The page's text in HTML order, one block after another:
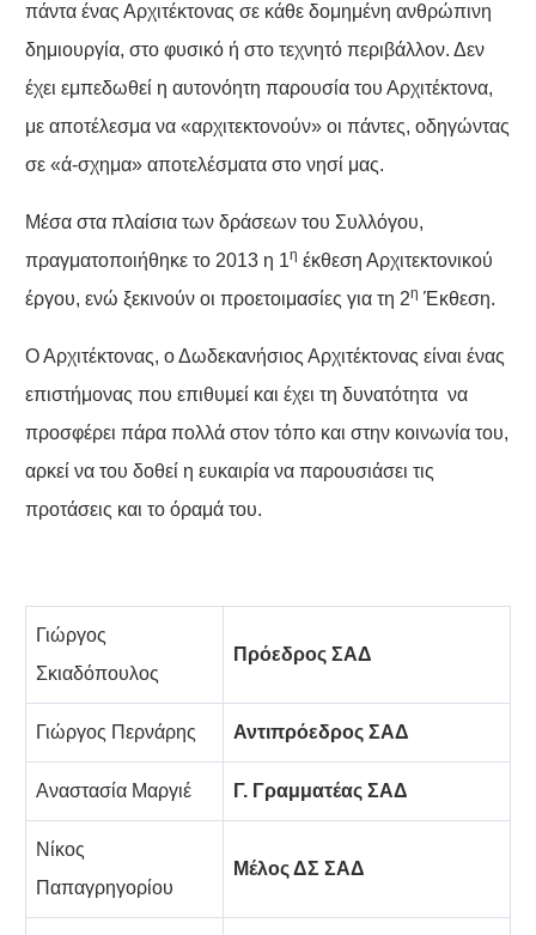
πάντα ένας Αρχιτέκτονας σε κάθε δομημένη ανθρώπινη
δημιουργία, στο φυσικό ή στο τεχνητό περιβάλλον. Δεν
έχει εμπεδωθεί η αυτονόητη παρουσία του Αρχιτέκτονα,
με αποτέλεσμα να «αρχιτεκτονούν» οι πάντες, οδηγώντας
σε «ά-σχημα» αποτελέσματα στο νησί μας.
Μέσα στα πλαίσια των δράσεων του Συλλόγου,
πραγματοποιήθηκε το 2013 η 1η έκθεση Αρχιτεκτονικού
έργου, ενώ ξεκινούν οι προετοιμασίες για τη 2η Έκθεση.
Ο Αρχιτέκτονας, ο Δωδεκανήσιος Αρχιτέκτονας είναι ένας
επιστήμονας που επιθυμεί και έχει τη δυνατότητα να
προσφέρει πάρα πολλά στον τόπο και στην κοινωνία του,
αρκεί να του δοθεί η ευκαιρία να παρουσιάσει τις
προτάσεις και το όραμά του.
Γιώργος
Σκιαδόπουλος
Πρόεδρος ΣΑΔ
Γιώργος Περνάρης Αντιπρόεδρος ΣΑΔ
Αναστασία Μαργιέ Γ. Γραμματέας ΣΑΔ
Νίκος
Παπαγρηγορίου
Μέλος ΔΣ ΣΑΔ